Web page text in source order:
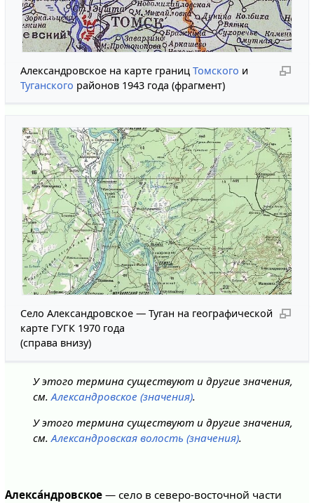
Александровское на карте границТомского и
Туганского районов 1943 года (фрагмент)
Село Александровское — Туган на географической
карте ГУГК 1970 года
(справа внизу)
У этого термина существуют и другие значения,
см. Александровское (значения).
У этого термина существуют и другие значения,
см.Александровская волость (значения).
Алекса́ндровское— село в северо-восточной части